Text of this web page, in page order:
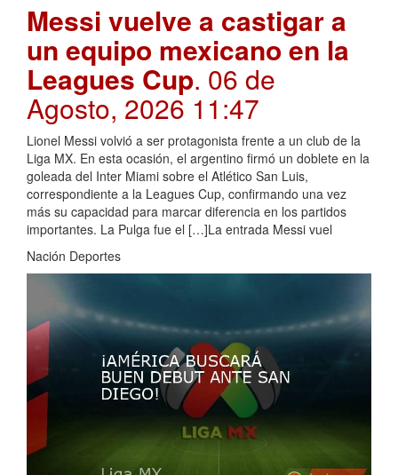
Messi vuelve a castigar a
un equipo mexicano en la
Leagues Cup. 06 de
Agosto, 2026 11:47
Lionel Messi volvió a ser protagonista frente a un club de la
Liga MX. En esta ocasión, el argentino firmó un doblete en la
goleada del Inter Miami sobre el Atlético San Luis,
correspondiente a la Leagues Cup, confirmando una vez
más su capacidad para marcar diferencia en los partidos
importantes. La Pulga fue el […]La entrada Messi vuel
Nación Deportes